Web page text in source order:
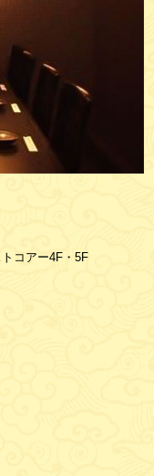
コアー4F・5F